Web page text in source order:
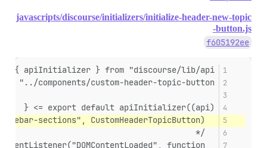
javascripts/discourse/initializers/initialize-header-new-topic
-button.js
f605192ee
{ apiInitializer } from "discourse/lib/api";
"../components/custom-header-topic-button";
export default apiInitializer((api) => {
  /*